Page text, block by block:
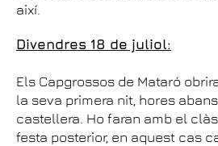
així.
Divendres 18 de juliol:
Els Capgrossos de Mataró
la seva primera nit, hores
castellera. Ho faran amb el
festa posterior, en aquest cas